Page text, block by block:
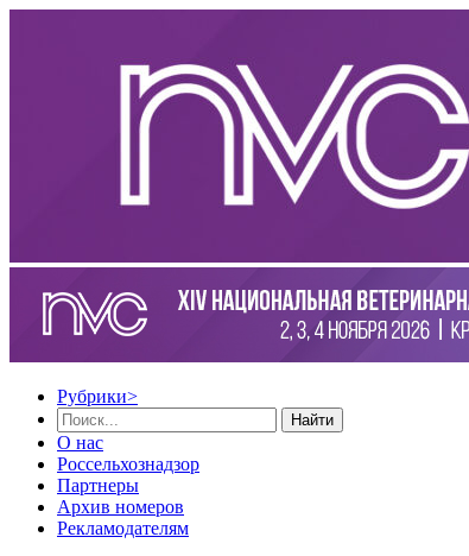
Рубрики>
Найти
О нас
Россельхознадзор
Партнеры
Архив номеров
Рекламодателям